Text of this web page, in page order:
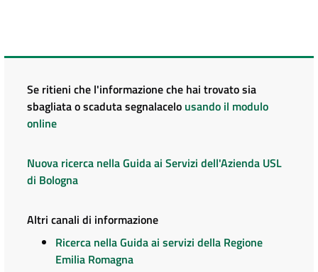
Se ritieni che l'informazione che hai trovato sia
sbagliata o scaduta segnalacelo usando il modulo
online
Nuova ricerca nella Guida ai Servizi dell'Azienda USL
di Bologna
Altri canali di informazione
Ricerca nella Guida ai servizi della Regione
Emilia Romagna